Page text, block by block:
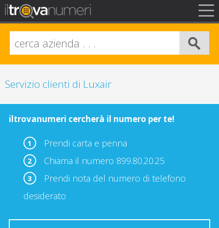
FAQ
Privacy
Info Legali
Servizio clienti di Luxair
iltrovanumeri cercherà il numero per te!
1 Prendi carta e penna
2 Chiama il numero 899.80.20.25
3
Prendi nota del numero di telefono
desiderato